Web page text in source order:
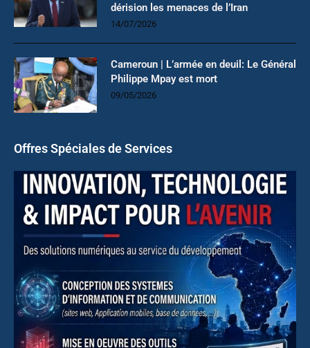
dérision les menaces de l’Iran
14/07/2026
Cameroun | L’armée en deuil: Le Général
Philippe Mpay est mort
09/05/2026
Offres Spéciales de Services